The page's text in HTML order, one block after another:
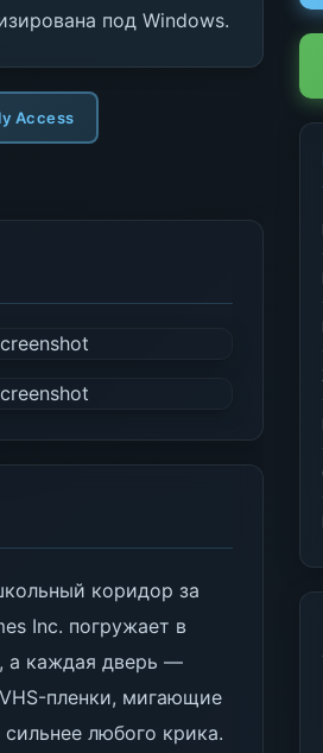
под Windows.
Access
коридор за
Inc. погружает в
а каждая дверь —
пленки, мигающие
любого крика.